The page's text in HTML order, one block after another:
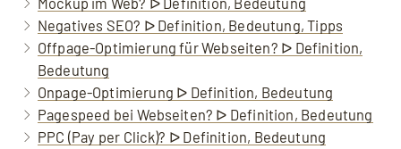
Negatives SEO? ᐅ Definition, Bedeutung, Tipps
Offpage-Optimierung für Webseiten? ᐅ Definition,
Bedeutung
Onpage-Optimierung ᐅ Definition, Bedeutung
Pagespeed bei Webseiten? ᐅ Definition, Bedeutung
PPC (Pay per Click)? ᐅ Definition, Bedeutung